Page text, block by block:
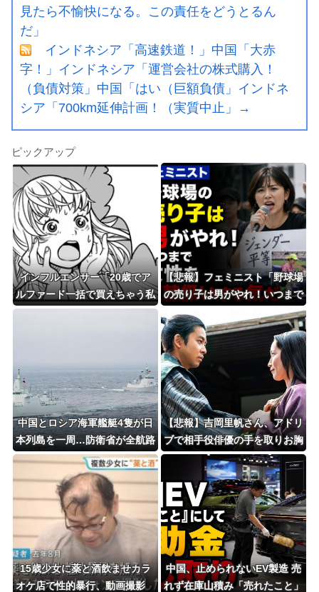
見たら不愉快になる。この責任をどうとるん
だ」
インドネシア「高速鉄道！」中国「大赤
字！」インドネシア「運営会社の株式購入！
（負債対策」中国「はい（巨額負債」インドネ
シア「700km延伸計画！（実質中止」→
ピックアップ
インフルエンサー「20歳でア
ルファード一括で買えちゃう私
って素敵」
【悲報】フェミニスト「野球場
の売り子は男がやれ！いつまで
女性を奴隷扱いする気だ」
中国とロシア海軍艦艇4隻が日
本列島を一周…防衛省が全航路
を公開！
【悲報】吉岡里帆さん、アドリ
ブで相手役俳優の手を取りお胸
に押し当てる（※画像あり）
15歳少女に薬と酒飲ませカラ
オケ店で性的暴行、動画撮影
中国、止められないEV製造 売
れず在庫山積み「売れたこと」